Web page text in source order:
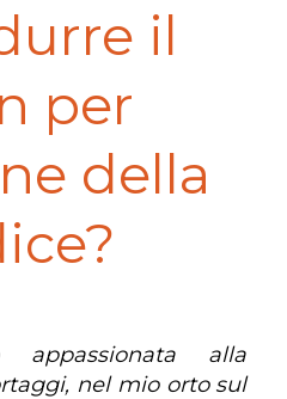
il
per
della
alla
nel mio orto sul